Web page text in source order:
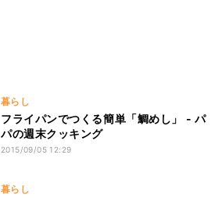
暮らし
フライパンでつくる簡単「鯛めし」 - パ
パの週末クッキング
2015/09/05 12:29
暮らし